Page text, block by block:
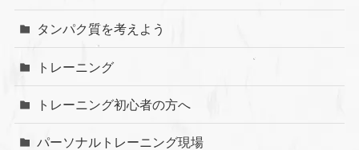
タンパク質を考えよう
トレーニング
トレーニング初心者の方へ
パーソナルトレーニング現場